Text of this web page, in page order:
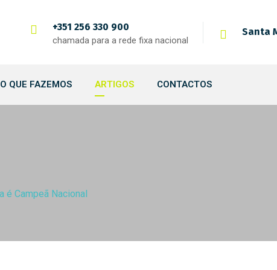
+351 256 330 900
chamada para a rede fixa nacional
Santa
O QUE FAZEMOS ARTIGOS CONTACTOS
é Campeã Nacional